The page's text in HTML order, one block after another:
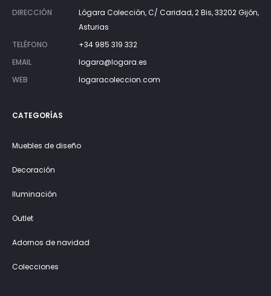
DIRECCIÓN
Lógara Colección, C/ Caridad, 2 Bis, 33202 Gijón,
Asturias
TELÉFONO
+34 985 319 332
EMAIL
logara@logara.es
WEB
logaracoleccion.com
CATEGORÍAS
Muebles de diseño
Decoración
Iluminación
Outlet
Adornos de navidad
Colecciones